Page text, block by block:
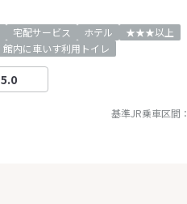
宅配サービス ホテル
★★★以上
館内に車いす利用トイレ
5.0
基準JR乗車区間：